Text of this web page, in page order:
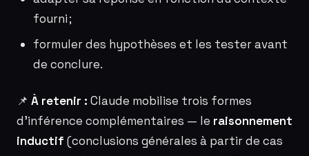
fourni ;
formuler des hypothèses et les tester avant
de conclure.
📌 À retenir : Claude mobilise trois formes
d’inférence complémentaires — le raisonnement
inductif (conclusions générales à partir de cas